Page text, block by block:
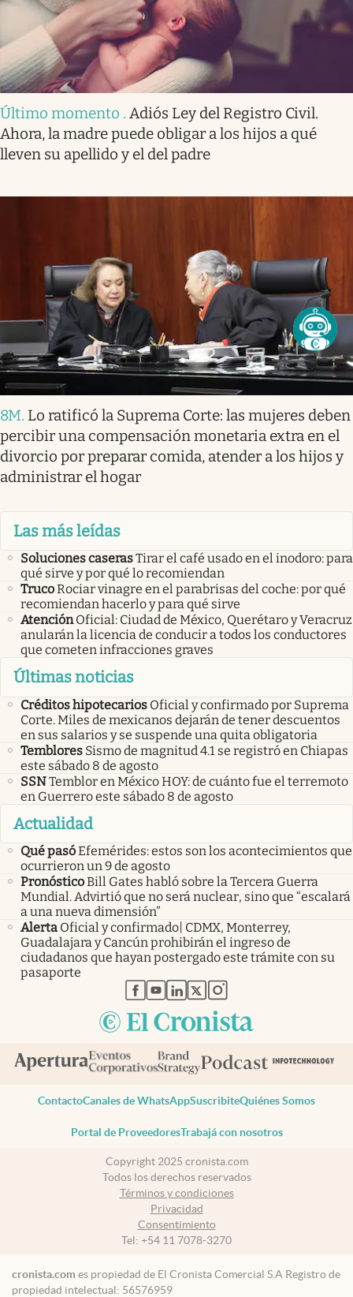
Último momento . Adiós Ley del Registro Civil.
Ahora, la madre puede obligar a los hijos a qué
lleven su apellido y el del padre
8M. Lo ratificó la Suprema Corte: las mujeres deben
percibir una compensación monetaria extra en el
divorcio por preparar comida, atender a los hijos y
administrar el hogar
Las más leídas
Soluciones caserasTirar el café usado en el inodoro: para
qué sirve y por qué lo recomiendan
TrucoRociar vinagre en el parabrisas del coche: por qué
recomiendan hacerlo y para qué sirve
Atención Oficial: Ciudad de México, Querétaro y Veracruz
anularán la licencia de conducir a todos los conductores
que cometen infracciones graves
Últimas noticias
Créditos hipotecarios Oficial y confirmado por Suprema
Corte. Miles de mexicanos dejarán de tener descuentos
en sus salarios y se suspende una quita obligatoria
Temblores Sismo de magnitud 4.1 se registró en Chiapas
este sábado 8 de agosto
SSNTemblor en México HOY: de cuánto fue el terremoto
en Guerrero este sábado 8 de agosto
Actualidad
Qué pasóEfemérides: estos son los acontecimientos que
ocurrieron un 9 de agosto
PronósticoBill Gates habló sobre la Tercera Guerra
Mundial. Advirtió que no será nuclear, sino que “escalará
a una nueva dimensión”
Alerta Oficial y confirmado| CDMX, Monterrey,
Guadalajara y Cancún prohibirán el ingreso de
ciudadanos que hayan postergado este trámite con su
pasaporte
abre en nueva pestaña
abre en nueva pestaña
abre en nueva pestaña
abre en nueva pestaña
abre en nueva pestaña
ContactoCanales de WhatsAppSuscribiteQuiénes Somos
Portal de ProveedoresTrabajá con nosotros
Copyright 2025 cronista.com
Todos los derechos reservados
Términos y condiciones
Privacidad
Consentimiento
Tel: +54 11 7078-3270
cronista.com es propiedad de El Cronista Comercial S.A Registro de
propiedad intelectual: 56576959